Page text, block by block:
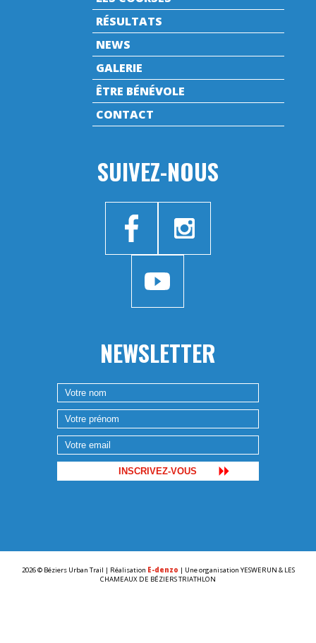
RÉSULTATS
NEWS
GALERIE
ÊTRE BÉNÉVOLE
CONTACT
SUIVEZ-NOUS
NEWSLETTER
2026 © Béziers Urban Trail | Réalisation E-denzo | Une organisation YESWERUN & LES
CHAMEAUX DE BÉZIERS TRIATHLON